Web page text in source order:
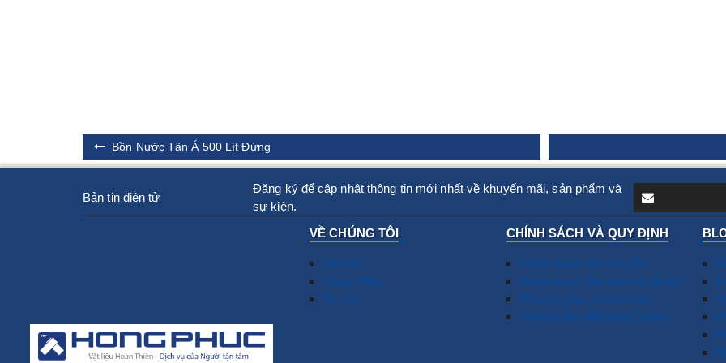
Bồn Nước Tân Á 500 Lít Đứng
Bản tin điện tử
Đăng ký để cập nhật thông tin mới nhất về khuyến mãi, sản phẩm và
sự kiện.
VỀ CHÚNG TÔI
Liên hệ
Hồng Phúc
Tin tức
CHÍNH SÁCH VÀ QUY ĐỊNH
Chính sách vận chuyển
Chính sách bảo hành & đổi trả
Phương thức thanh toán
Hướng dẫn đặt hàng Online